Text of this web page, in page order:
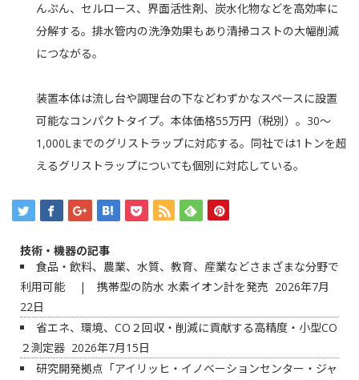
んぷん、セルロース、界面活性剤、炭水化物などを高効率に
分解する。排水管内の洗浄効果もあり清掃コストの大幅削減
につながる。
装置本体は流し台や調理台の下などわずかなスペースに設置
可能なコンパクトタイプ。本体価格55万円（税別）。30～
1,000Lまでのグリストラップに対応する。同社では1トンを超
えるグリストラップについても個別に対応している。
技術・機器の記事
食品・飲料、農業、水質、教育、産業などさまざまな分野で
利用可能 | 携帯型の防水 水素イオン計を発売 2026年7月
22日
省エネ、環境、CO２回収・削減に貢献する高精度・小型CO
２測定器 2026年7月15日
研究開発拠点「アイリッヒ・イノベーションセンター・ジャ